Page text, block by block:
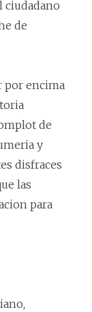
ciudadano
de
por encima
de
y
disfraces
las
para